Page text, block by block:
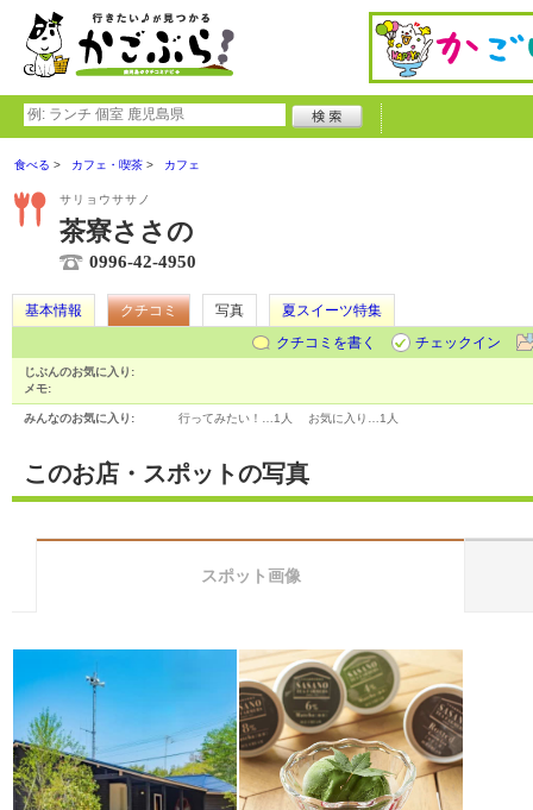
食べる カフェ・喫茶 カフェ
サリョウササノ
茶寮ささの
0996-42-4950
基本情報 クチコミ 写真
夏スイーツ特集
クチコミを書く
チェックイン
じぶんのお気に入り:
メモ:
みんなのお気に入り: 行ってみたい！… 1人 お気に入り… 1人
このお店・スポットの写真
スポット画像